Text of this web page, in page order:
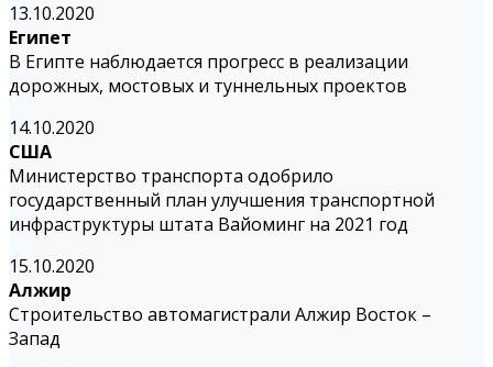
13.10.2020
Египет
В Египте наблюдается прогресс в реализации
дорожных, мостовых и туннельных проектов
14.10.2020
США
Министерство транспорта одобрило
государственный план улучшения транспортной
инфраструктуры штата Вайоминг на 2021 год
15.10.2020
Алжир
Строительство автомагистрали Алжир Восток –
Запад